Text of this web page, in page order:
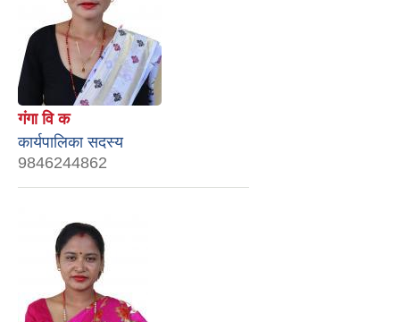
गंगा वि क
कार्यपालिका सदस्य
9846244862